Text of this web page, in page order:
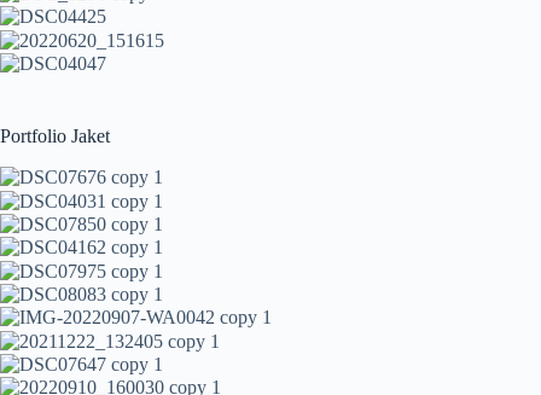
Portfolio Jaket